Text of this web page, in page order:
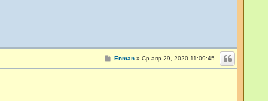
СEnman » Ср апр 29, 2020 11:09:45